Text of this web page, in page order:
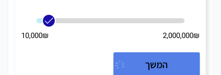
2,000,000₪
10,000₪
המשך